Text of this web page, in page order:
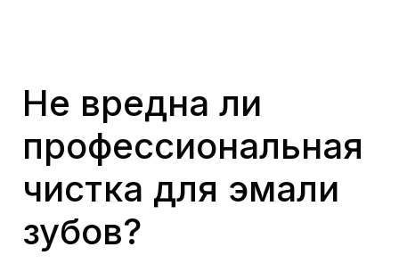
Не вредна ли
профессиональная
чистка для эмали
зубов?